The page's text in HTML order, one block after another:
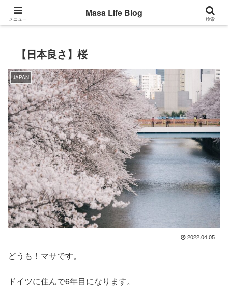
Back to the basic
【日本良さ】桜
JAPAN
2022.04.05
どうも！マサです。
ドイツに住んで6年目になります。
メニュー
Masa Life Blog
検索